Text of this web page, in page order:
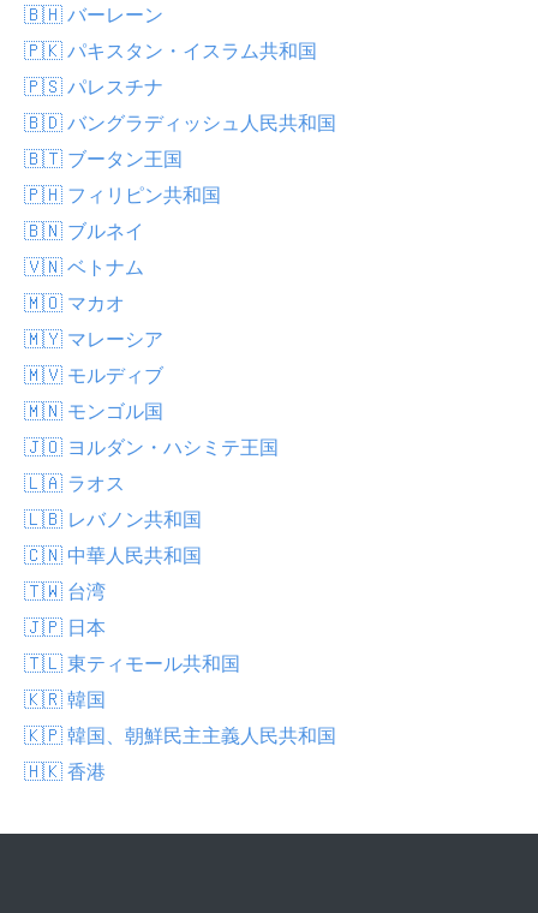
🇧🇭 バーレーン
🇵🇰 パキスタン・イスラム共和国
🇵🇸 パレスチナ
🇧🇩 バングラディッシュ人民共和国
🇧🇹 ブータン王国
🇵🇭 フィリピン共和国
🇧🇳 ブルネイ
🇻🇳 ベトナム
🇲🇴 マカオ
🇲🇾 マレーシア
🇲🇻 モルディブ
🇲🇳 モンゴル国
🇯🇴 ヨルダン・ハシミテ王国
🇱🇦 ラオス
🇱🇧 レバノン共和国
🇨🇳 中華人民共和国
🇹🇼 台湾
🇯🇵 日本
🇹🇱 東ティモール共和国
🇰🇷 韓国
🇰🇵 韓国、朝鮮民主主義人民共和国
🇭🇰 香港